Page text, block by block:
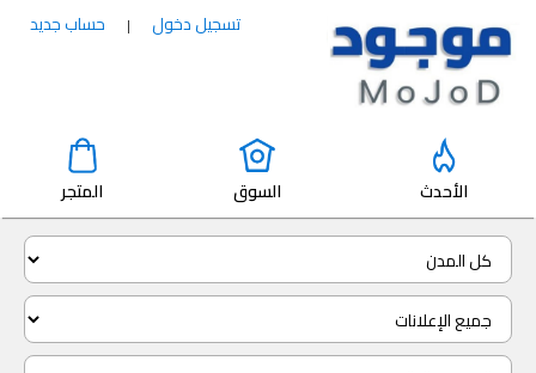
تسجيل دخول | حساب جديد
الأحدث السوق المتجر